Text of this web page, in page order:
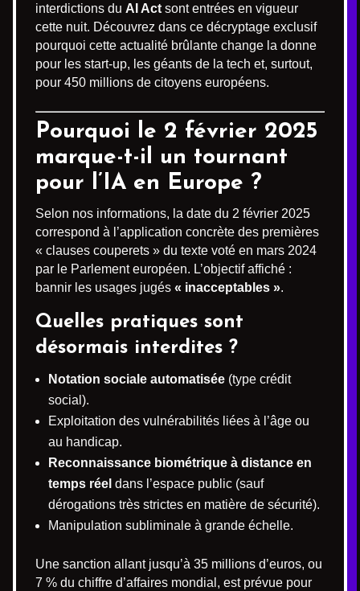
interdictions du AI Act sont entrées en vigueur
cette nuit. Découvrez dans ce décryptage exclusif
pourquoi cette actualité brûlante change la donne
pour les start-up, les géants de la tech et, surtout,
pour 450 millions de citoyens européens.
Pourquoi le 2 février 2025
marque-t-il un tournant
pour l’IA en Europe ?
Selon nos informations, la date du 2 février 2025
correspond à l’application concrète des premières
« clauses couperets » du texte voté en mars 2024
par le Parlement européen. L’objectif affiché :
bannir les usages jugés « inacceptables ».
Quelles pratiques sont
désormais interdites ?
Notation sociale automatisée (type crédit
social).
Exploitation des vulnérabilités liées à l’âge ou
au handicap.
Reconnaissance biométrique à distance en
temps réel dans l’espace public (sauf
dérogations très strictes en matière de sécurité).
Manipulation subliminale à grande échelle.
Une sanction allant jusqu’à 35 millions d’euros, ou
7 % du chiffre d’affaires mondial, est prévue pour